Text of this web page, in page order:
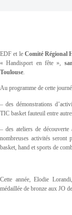
EDF et le Comité Régional
« Handisport en fête »,
Toulouse.
Au programme de cette
– des démonstrations
TIC basket fauteuil entre
– des ateliers de
nombreuses activités seront
basket, hand et sports de
Cette année, Elodie
médaillée de bronze aux JO